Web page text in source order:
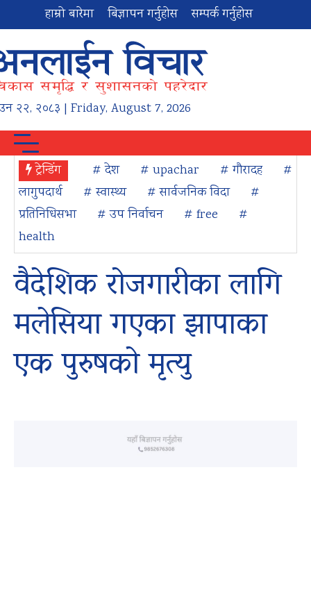
हाम्रो बारेमा बिज्ञापन गर्नुहोस सम्पर्क गर्नुहोस
२२, २०८३ | Friday, August 7, 2026
ट्रेन्डिंग # देश # upachar # गौरादह
#
लागुपदार्थ
# स्वास्थ्य # सार्वजनिक विदा
#
प्रतिनिधिसभा
# उप निर्वाचन # free
#
health
वैदेशिक रोजगारीका लागि
मलेसिया गएका झापाका
एक पुरुषको मृत्यु